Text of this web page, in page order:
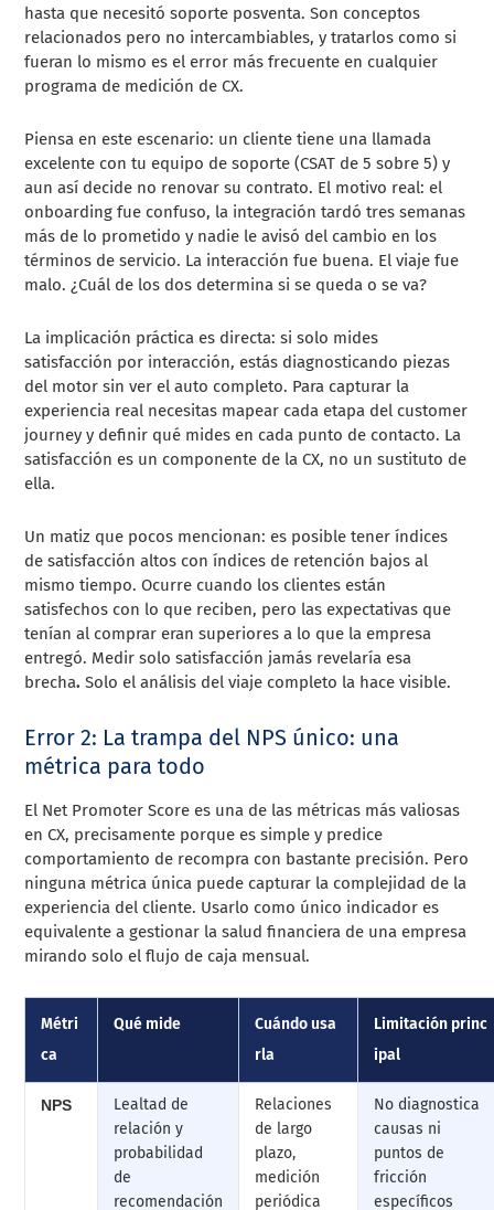
hasta que necesitó soporte posventa. Son conceptos
relacionados pero no intercambiables, y tratarlos como si
fueran lo mismo es el error más frecuente en cualquier
programa de medición de CX.
Piensa en este escenario: un cliente tiene una llamada
excelente con tu equipo de soporte (CSAT de 5 sobre 5) y
aun así decide no renovar su contrato. El motivo real: el
onboarding fue confuso, la integración tardó tres semanas
más de lo prometido y nadie le avisó del cambio en los
términos de servicio. La interacción fue buena. El viaje fue
malo. ¿Cuál de los dos determina si se queda o se va?
La implicación práctica es directa: si solo mides
satisfacción por interacción, estás diagnosticando piezas
del motor sin ver el auto completo. Para capturar la
experiencia real necesitas mapear cada etapa del customer
journey y definir qué mides en cada punto de contacto. La
satisfacción es un componente de la CX, no un sustituto de
ella.
Un matiz que pocos mencionan: es posible tener índices
de satisfacción altos con índices de retención bajos al
mismo tiempo. Ocurre cuando los clientes están
satisfechos con lo que reciben, pero las expectativas que
tenían al comprar eran superiores a lo que la empresa
entregó. Medir solo satisfacción jamás revelaría esa
brecha. Solo el análisis del viaje completo la hace visible.
Error 2: La trampa del NPS único: una
métrica para todo
El Net Promoter Score es una de las métricas más valiosas
en CX, precisamente porque es simple y predice
comportamiento de recompra con bastante precisión. Pero
ninguna métrica única puede capturar la complejidad de la
experiencia del cliente. Usarlo como único indicador es
equivalente a gestionar la salud financiera de una empresa
mirando solo el flujo de caja mensual.
Métri
ca
Qué mide
Cuándo usa
rla
Limitación princ
ipal
NPS
Lealtad de
relación y
probabilidad
de
recomendación
Relaciones
de largo
plazo,
medición
periódica
No diagnostica
causas ni
puntos de
fricción
específicos